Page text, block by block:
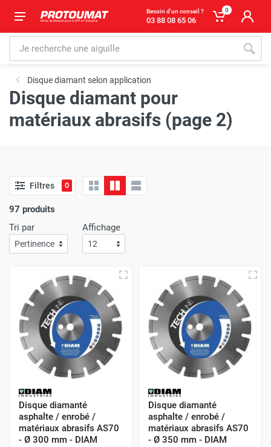
Besoin d'un conseil ?
03 88 08 65 06
0
Disque diamant selon application
Disque diamant pour
matériaux abrasifs (page 2)
Filtres 0
97 produits
Tri par
Affichage
Disque diamanté
asphalte / enrobé /
matériaux abrasifs AS70
- Ø 300 mm - DIAM
Disque diamanté
asphalte / enrobé /
matériaux abrasifs AS70
- Ø 350 mm - DIAM